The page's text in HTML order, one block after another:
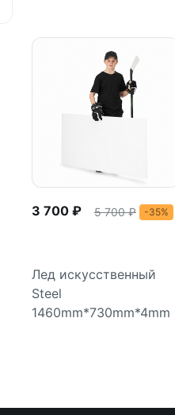
В корзину
3 700 ₽ 5 700 ₽ -35%
Лед искусственный
Steel
1460mm*730mm*4mm